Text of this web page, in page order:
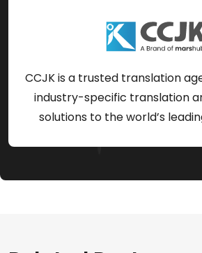
CCJK is a trusted translation
industry-specific translation
solutions to the world’s